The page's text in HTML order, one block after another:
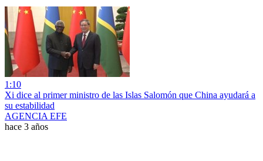
1:10
Xi dice al primer ministro de las Islas Salomón que China ayudará a
su estabilidad
AGENCIA EFE
hace 3 años